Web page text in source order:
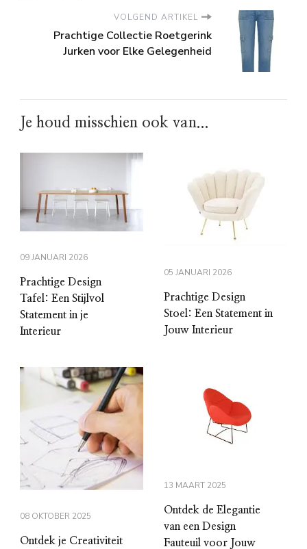
VOLGEND ARTIKEL
Prachtige Collectie Roetgerink
Jurken voor Elke Gelegenheid
Je houd misschien ook van...
09 JANUARI 2026
Prachtige Design
Tafel: Een Stijlvol
Statement in je
Interieur
05 JANUARI 2026
Prachtige Design
Stoel: Een Statement in
Jouw Interieur
08 OKTOBER 2025
Ontdek je Creativiteit
13 MAART 2025
Ontdek de Elegantie
van een Design
Fauteuil voor Jouw